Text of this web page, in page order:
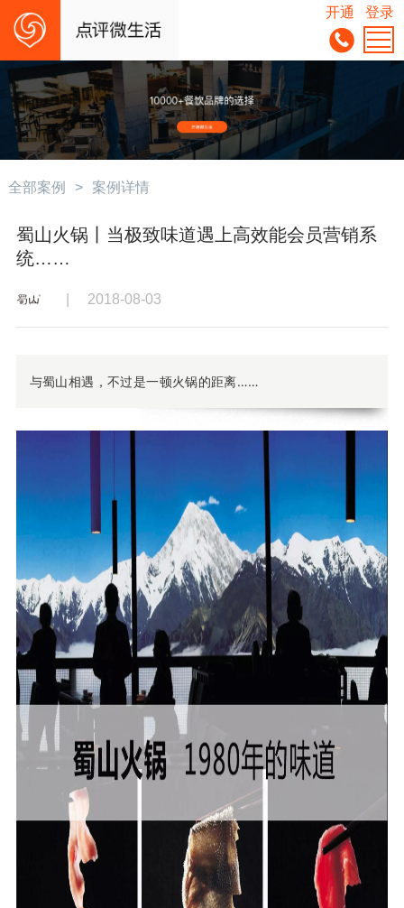
开通 登录
全部案例 > 案例详情
蜀山火锅丨当极致味道遇上高效能会员营销系
统……
2018-08-03
与蜀山相遇，不过是一顿火锅的距离……